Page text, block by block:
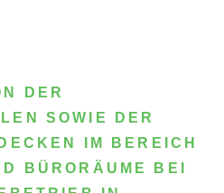
DER
SOWIE DER
IM BEREICH
BÜRORÄUME BEI